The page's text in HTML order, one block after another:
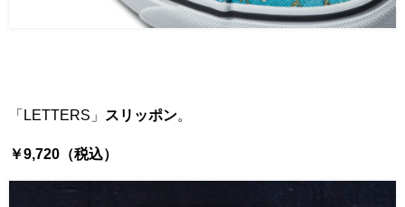
「LETTERS」 スリッポン
￥9,720（税込）